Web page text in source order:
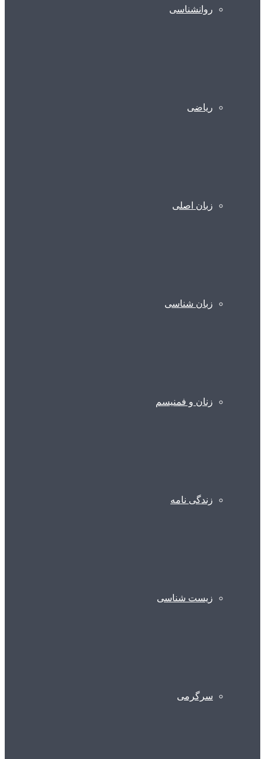
روانشناسی
ریاضی
زبان اصلی
زبان شناسی
زنان و فمنیسم
زندگی نامه
زیست شناسی
سرگرمی